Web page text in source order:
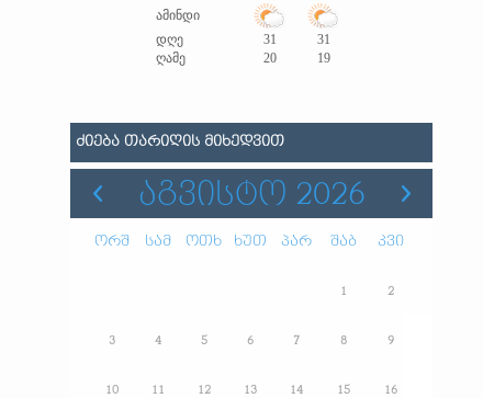
ამინდი
დღე
31
31
ღამე
20 19
ᲫᲘᲔᲑᲐ ᲗᲐᲠᲘᲦᲘᲡ ᲛᲘᲮᲔᲓᲕᲘᲗ
ᲐᲒᲕᲘᲡᲢᲝ 2026
ორშ სამ ოთხ ხუთ პარ შაბ კვი
1 2
3 4 5 6 7 8 9
10 11 12 13 14 15 16